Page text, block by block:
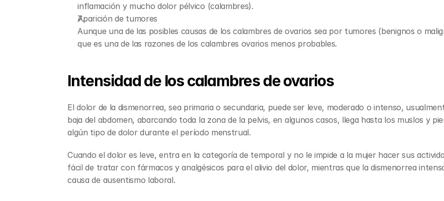
inflamación y mucho dolor pélvico (calambres).
Aparición de tumores
Aunque una de las posibles causas de los calambres de ovarios sea por tumores (benignos o
que es una de las razones de los calambres ovarios menos probables.
Intensidad de los calambres de ovarios
El dolor de la dismenorrea, sea primaria o secundaria, puede ser leve, moderado o intenso,
baja del abdomen, abarcando toda la zona de la pelvis, en algunos casos, llega hasta los muslos y
algún tipo de dolor durante el período menstrual.
Cuando el dolor es leve, entra en la categoría de temporal y no le impide a la mujer hacer sus
fácil de tratar con fármacos y analgésicos para el alivio del dolor, mientras que la dismenorrea
causa de ausentismo laboral.